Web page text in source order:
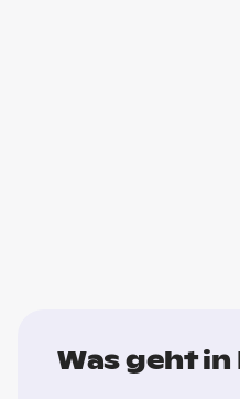
Was geht in